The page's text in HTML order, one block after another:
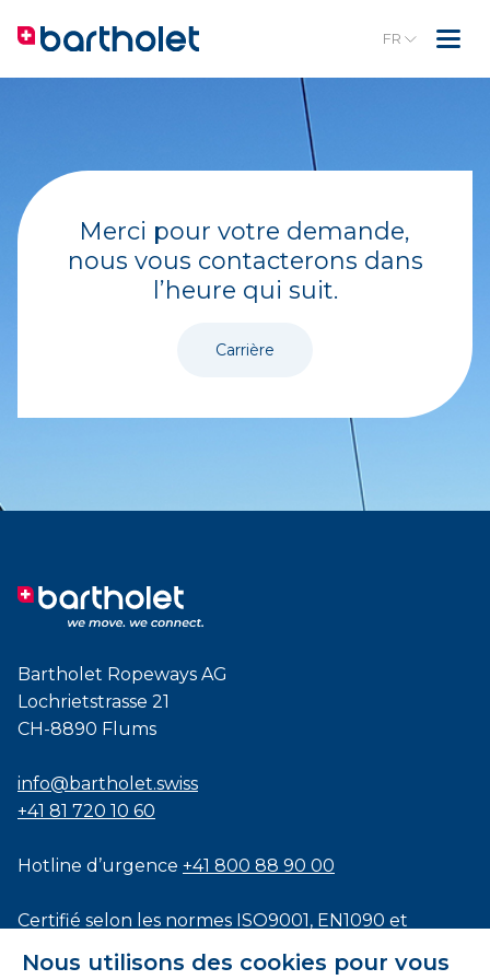
Nous utilisons des cookies pour vous
FR
Merci pour votre demande,
nous vous contacterons dans
l’heure qui suit.
Carrière
Bartholet Ropeways AG
Lochrietstrasse 21
CH-8890 Flums
info@bartholet.swiss
+41 81 720 10 60
Hotline d’urgence +41 800 88 90 00
Certifié selon les normes ISO9001 , EN1090 et